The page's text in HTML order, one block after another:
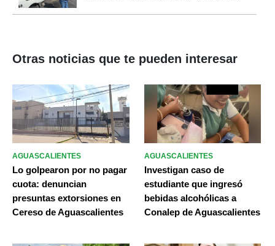
Otras noticias que te pueden interesar
AGUASCALIENTES
Lo golpearon por no pagar
cuota: denuncian
presuntas extorsiones en
Cereso de Aguascalientes
AGUASCALIENTES
Investigan caso de
estudiante que ingresó
bebidas alcohólicas a
Conalep de Aguascalientes